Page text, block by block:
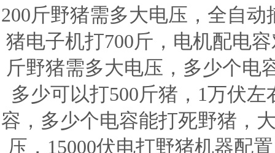
200斤野猪需多大电压，全自
猪电子机打700斤，电机配电
斤野猪需多大电压，多少个电
多少可以打500斤猪，1万伏
容，多少个电容能打死野猪，
压，15000伏电打野猪机器配